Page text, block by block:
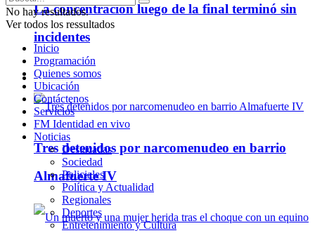
La concentración luego de la final terminó sin
incidentes
Policiales
Tres detenidos por narcomenudeo en barrio
Almafuerte IV
No hay resultados.
Ver todos los ressultados
Inicio
Programación
Quienes somos
Ubicación
Contáctenos
Servicios
FM Identidad en vivo
Noticias
Destacadas
Sociedad
Policiales
Política y Actualidad
Regionales
Deportes
Entretenimiento y Cultura